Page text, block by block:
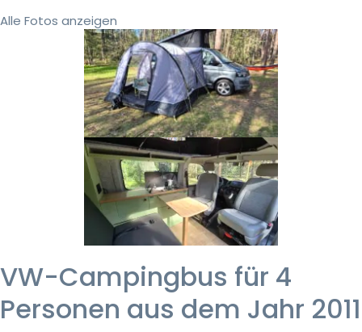
Alle Fotos anzeigen
VW-Campingbus für 4
Personen aus dem Jahr 2011